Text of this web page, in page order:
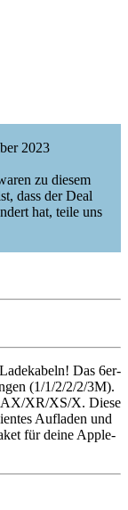
2023
zu diesem
dass der Deal
hat, teile uns
Das 6er-
(1/1/2/2/2/3M).
XR/XS/X. Diese
Aufladen und
für deine Apple-